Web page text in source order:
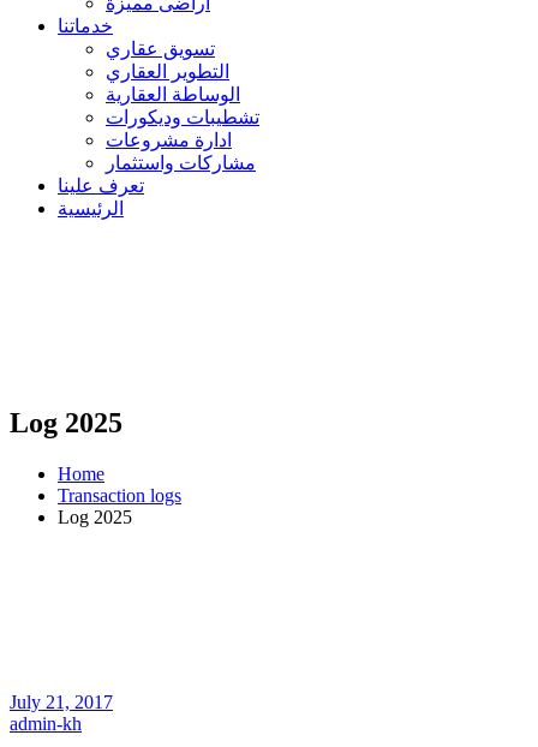
خدماتنا
تسويق عقاري
التطوير العقاري
الوساطة العقارية
تشطيبات وديكورات
ادارة مشروعات
مشاركات واستثمار
تعرف علينا
الرئيسية
Log 2025
Home
Transaction logs
Log 2025
July 21, 2017
admin-kh